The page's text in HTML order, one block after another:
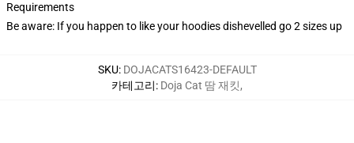
Requirements
Be aware: If you happen to like your hoodies dishevelled go 2 sizes up
SKU: DOJACATS16423-DEFAULT
카테고리: Doja Cat 땀 재킷,